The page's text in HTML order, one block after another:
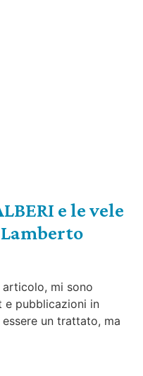
e le vele
Lamberto
mi sono
e pubblicazioni in
un trattato, ma